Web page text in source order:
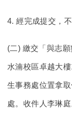
4.經完成提交，
(二) 繳交「與志
水湳校區卓越大
生事務處位置拿
處。收件人李琳